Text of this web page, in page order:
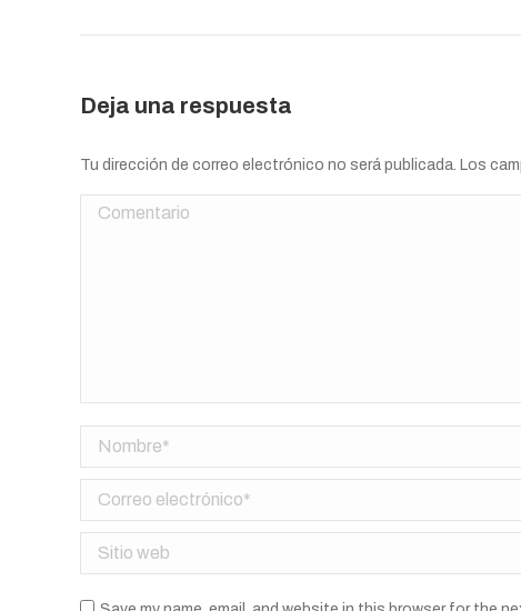
Deja una respuesta
Tu dirección de correo electrónico no será publicada. Los
Comentario
Nombre *
Correo electrónico *
Sitio web